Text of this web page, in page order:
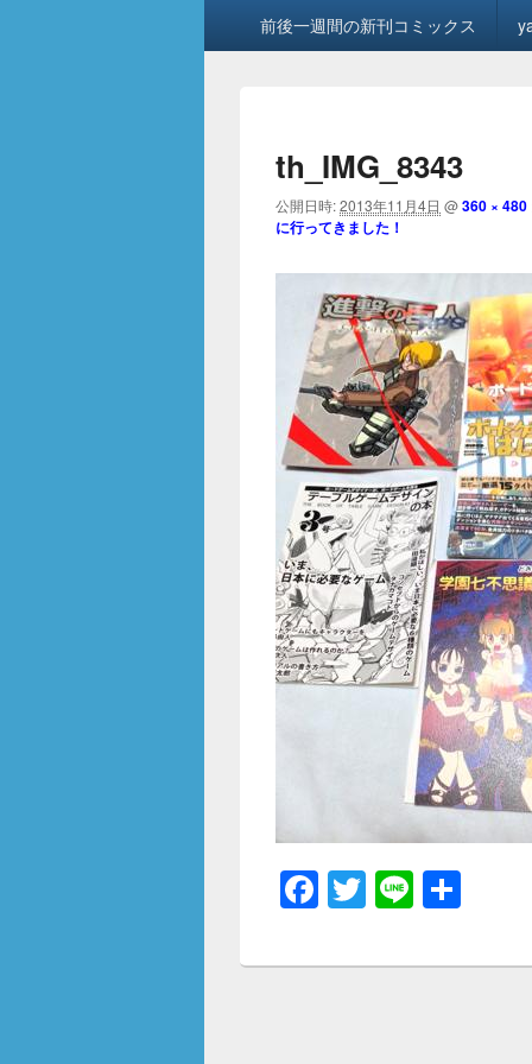
前後一週間の新刊コミックス
th_IMG_8343
公開日時:2013年11月4日 @360 × 480
に行ってきました！
F
a
c
T
wi
tt
Li
n
e